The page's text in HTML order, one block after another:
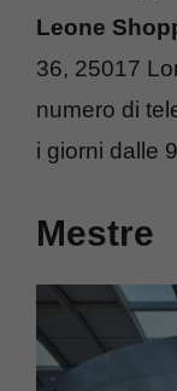
Leone
36, 25017
numero di
i giorni dalle
Mestre